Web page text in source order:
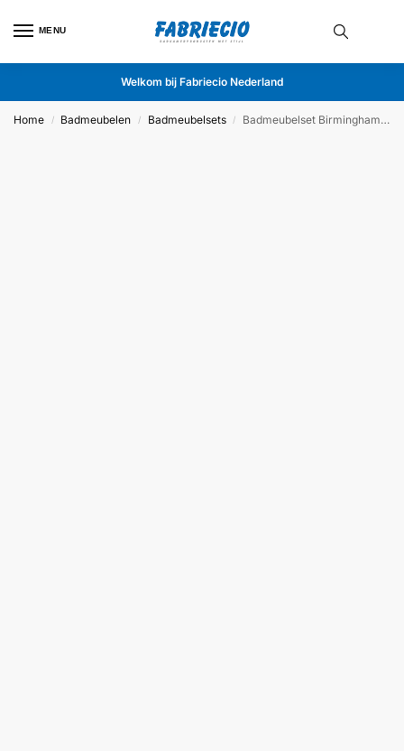
MENU
Welkom bij Fabriecio Nederland
Home / Badmeubelen / Badmeubelsets / Badmeubelset Birmingham 60cm Grijs